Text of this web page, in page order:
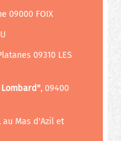
09000 FOIX
09310 LES
Lombard", 09400
Mas d'Azil et